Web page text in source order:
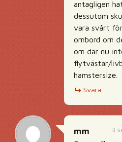
antagligen
dessutom
vara svårt
ombord om
om där nu
flytvästar/
hamstersize.
Svara
3
mm